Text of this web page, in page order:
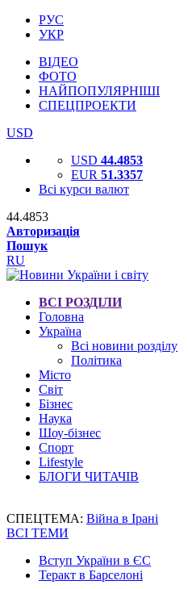
РУС
УКР
ВІДЕО
ФОТО
НАЙПОПУЛЯРНІШІ
СПЕЦПРОЕКТИ
USD
USD 44.4853
EUR 51.3357
Всі курси валют
44.4853
Авторизація
Пошук
RU
ВСІ РОЗДІЛИ
Головна
Україна
Всі новини розділу
Політика
Місто
Світ
Бізнес
Наука
Шоу-бізнес
Спорт
Lifestyle
БЛОГИ ЧИТАЧІВ
СПЕЦТЕМА: Війна в Ірані
ВСІ ТЕМИ
Вступ України в ЄС
Теракт в Барселоні